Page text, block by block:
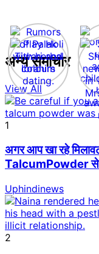
अन्य समाचार
View All
1
अगर आप खा रहे
TalcumPowder से
Uphindinews
2